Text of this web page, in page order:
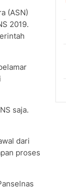
(ASN)
2019.
saja.
dari
proses